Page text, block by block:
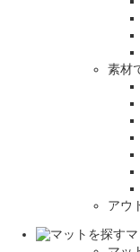
素材
アウ